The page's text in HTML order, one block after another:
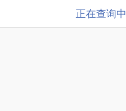
正在查询中